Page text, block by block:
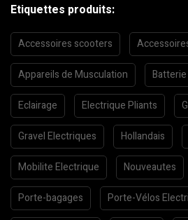
Etiquettes produits:
Accessoires scooters
Appareils de Musculation Batterie
Eclairage Electrique Pliants
Gravel Electriques Hollandais
Mobilite Electrique Nouveautes
Porte-bagages Porte-Vélos